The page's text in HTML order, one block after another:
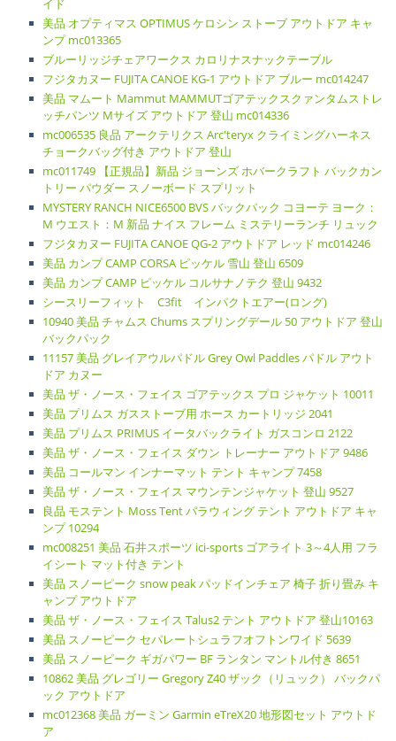
イド
美品 オプティマス OPTIMUS ケロシン ストーブ アウトドア キャ
ンプ mc013365
ブルーリッジチェアワークス カロリナスナックテーブル
フジタカヌー FUJITA CANOE KG-1 アウトドア ブルー mc014247
美品 マムート Mammut MAMMUTゴアテックスクァンタムストレ
ッチパンツ Mサイズ アウトドア 登山 mc014336
mc006535 良品 アークテリクス Arc'teryx クライミングハーネス
チョークバッグ付き アウトドア 登山
mc011749 【正規品】新品 ジョーンズ ホバークラフト バックカン
トリー パウダー スノーボード スプリット
MYSTERY RANCH NICE6500 BVS バックパック コヨーテ ヨーク：
M ウエスト：M 新品 ナイス フレーム ミステリーランチ リュック
フジタカヌー FUJITA CANOE QG-2 アウトドア レッド mc014246
美品 カンプ CAMP CORSA ピッケル 雪山 登山 6509
美品 カンプ CAMP ピッケル コルサナノテク 登山 9432
シースリーフィット C3fit インパクトエアー(ロング)
10940 美品 チャムス Chums スプリングデール 50 アウトドア 登山
バックパック
11157 美品 グレイアウルパドル Grey Owl Paddles パドル アウト
ドア カヌー
美品 ザ・ノース・フェイス ゴアテックス プロ ジャケット 10011
美品 プリムス ガスストーブ用 ホース カートリッジ 2041
美品 プリムス PRIMUS イータバックライト ガスコンロ 2122
美品 ザ・ノース・フェイス ダウン トレーナー アウトドア 9486
美品 コールマン インナーマット テント キャンプ 7458
美品 ザ・ノース・フェイス マウンテンジャケット 登山 9527
良品 モステント Moss Tent パラウィング テント アウトドア キャ
ンプ 10294
mc008251 美品 石井スポーツ ici-sports ゴアライト 3～4人用 フラ
イシート マット付き テント
美品 スノーピーク snow peak パッドインチェア 椅子 折り畳み キ
ャンプ アウトドア
美品 ザ・ノース・フェイス Talus2 テント アウトドア 登山10163
美品 スノーピーク セパレートシュラフオフトンワイド 5639
美品 スノーピーク ギガパワー BF ランタン マントル付き 8651
10862 美品 グレゴリー Gregory Z40 ザック（リュック） バックパ
ック アウトドア
mc012368 美品 ガーミン Garmin eTreX20 地形図セット アウトド
ア